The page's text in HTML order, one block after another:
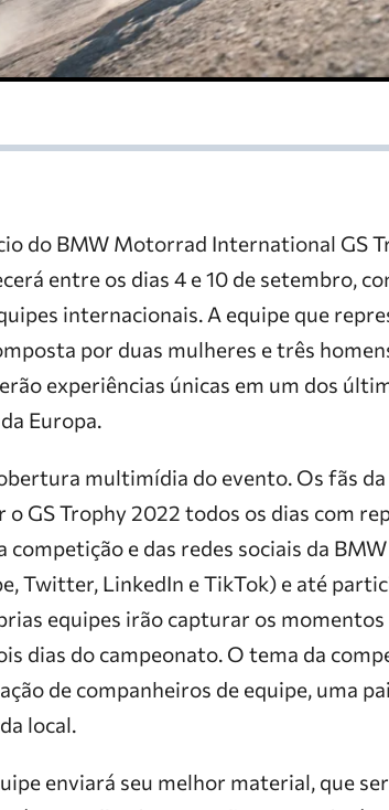
do BMW Motorrad International GS
entre os dias 4 e 10 de setembro,
internacionais. A equipe que
por duas mulheres e três
experiências únicas em um dos
Europa.
multimídia do evento. Os fãs da
GS Trophy 2022 todos os dias com
competição e das redes sociais da
Twitter, LinkedIn e TikTok) e até
equipes irão capturar os
dias do campeonato. O tema da
de companheiros de equipe, uma
local.
enviará seu melhor material, que